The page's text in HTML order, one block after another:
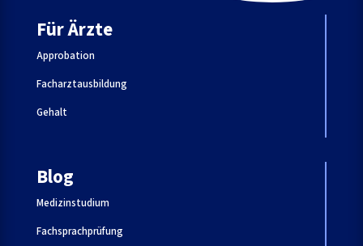
Für Ärzte
Approbation
Facharztausbildung
Gehalt
Blog
Medizinstudium
Fachsprachprüfung